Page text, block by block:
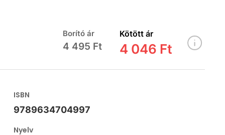
Borító ár
4 495 Ft
Kötött ár
4 046 Ft
ISBN
9789634704997
Nyelv